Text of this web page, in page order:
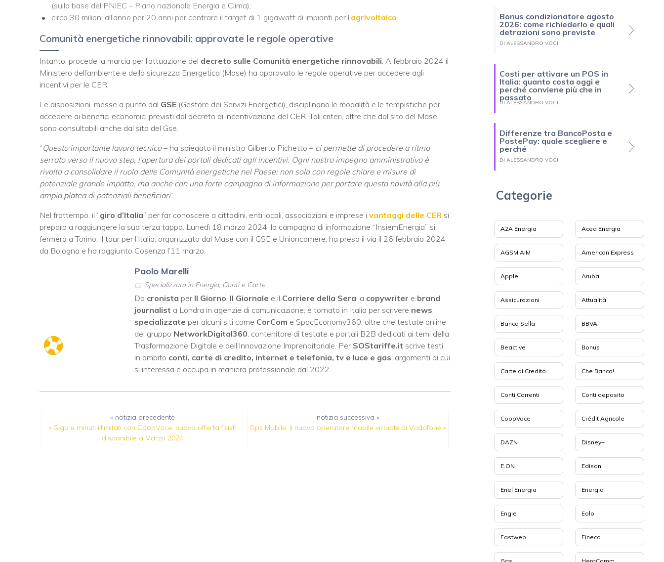
(sulla base del PNIEC – Piano nazionale Energia e Clima);
circa 30 milioni all’anno per 20 anni per centrare il target di 1 gigawatt di impianti per l’agrivoltaico.
Comunità energetiche rinnovabili: approvate le regole operative
Intanto, procede la marcia per l’attuazione del decreto sulle Comunità energetiche rinnovabili. A febbraio 2024 il
Ministero dell’ambiente e della sicurezza Energetica (Mase) ha approvato le regole operative per accedere agli
incentivi per le CER.
Le disposizioni, messe a punto dal GSE (Gestore dei Servizi Energetici), disciplinano le modalità e le tempistiche per
accedere ai benefici economici previsti dal decreto di incentivazione del CER. Tali criteri, oltre che dal sito del Mase,
sono consultabili anche dal sito del Gse.
“Questo importante lavoro tecnico– ha spiegato il ministro Gilberto Pichetto – ci permette di procedere a ritmo
serrato verso il nuovo step, l’apertura dei portali dedicati agli incentivi. Ogni nostro impegno amministrativo è
rivolto a consolidare il ruolo delle Comunità energetiche nel Paese: non solo con regole chiare e misure di
potenziale grande impatto, ma anche con una forte campagna di informazione per portare questa novità alla più
ampia platea di potenziali beneficiari”.
Nel frattempo, il “giro d’Italia” per far conoscere a cittadini, enti locali, associazioni e imprese i vantaggi delle CER si
prepara a raggiungere la sua terza tappa. Lunedì 18 marzo 2024, la campagna di informazione “InsiemEnergia” si
fermerà a Torino. Il tour per l’Italia, organizzato dal Mase con il GSE e Unioncamere, ha preso il via il 26 febbraio 2024
da Bologna e ha raggiunto Cosenza l’11 marzo.
Paolo Marelli
Specializzato in Energia, Conti e Carte
Da cronista per Il Giorno, Il Giornale e il Corriere della Sera, a copywriter e brand
journalist a Londra in agenzie di comunicazione; è tornato in Italia per scrivere news
specializzate per alcuni siti come CorCom e SpacEconomy360, oltre che testate online
del gruppo NetworkDigital360, contenitore di testate e portali B2B dedicati ai temi della
Trasformazione Digitale e dell’Innovazione Imprenditoriale. Per SOStariffe.it scrive testi
in ambito conti, carte di credito, internet e telefonia, tv e luce e gas, argomenti di cui
si interessa e occupa in maniera professionale dal 2022.
« notizia precedente
« Giga e minuti illimitati con CoopVoce: nuova offerta flash
disponibile a Marzo 2024
notizia successiva »
Ops Mobile, il nuovo operatore mobile virtuale di Vodafone »
Bonus condizionatore agosto
2026: come richiederlo e quali
detrazioni sono previste
DI ALESSANDRO VOCI
Costi per attivare un POS in
Italia: quanto costa oggi e
perché conviene più che in
passato
DI ALESSANDRO VOCI
Differenze tra BancoPosta e
PostePay: quale scegliere e
perché
DI ALESSANDRO VOCI
Categorie
A2A Energia Acea Energia
AGSM AIM American Express
Apple Aruba
Assicurazioni Attualità
Banca Sella BBVA
Beactive Bonus
Carte di Credito Che Banca!
Conti Correnti Conti deposito
CoopVoce Crédit Agricole
DAZN Disney+
E.ON Edison
Enel Energia Energia
Engie Eolo
Fastweb Fineco